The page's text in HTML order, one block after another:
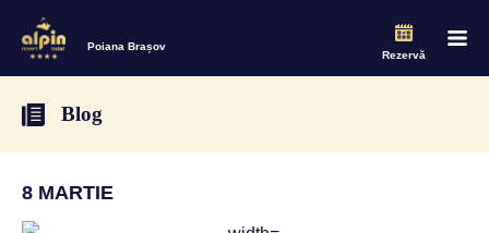
Poiana Brașov
Rezervă
Blog
8 MARTIE